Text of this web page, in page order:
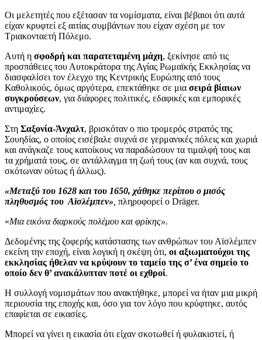
Οι μελετητές που εξέτασαν τα νομίσματα, είναι βέβαιοι ότι αυτά
είχαν κρυφτεί εξ αιτίας συμβάντων που είχαν σχέση με τον
Τριακονταετή Πόλεμο.
Αυτή η σφοδρή και παρατεταμένη μάχη, ξεκίνησε από τις
προσπάθειες του Αυτοκράτορα της Αγίας Ρωμαϊκής Εκκλησίας να
διασφαλίσει τον έλεγχο της Κεντρικής Ευρώπης από τους
Καθολικούς, όμως αργότερα, επεκτάθηκε σε μια σειρά βίαιων
συγκρούσεων, για διάφορες πολιτικές, εδαφικές και εμπορικές
αντιμαχίες.
Στη Σαξoνία-Άνχαλτ, βρισκόταν ο πιο τρομερός στρατός της
Σουηδίας, ο οποίος εισέβαλε συχνά σε γερμανικές πόλεις και χωριά
και ανάγκαζε τους κατοίκους να παραδώσουν τα τιμαλφή τους και
τα χρήματά τους, σε αντάλλαγμα τη ζωή τους (αν και συχνά, τους
σκότωναν ούτως ή άλλως).
«Μεταξύ του 1628 και του 1650, χάθηκε περίπου ο μισός
πληθυσμός του Αϊσλέμπεν» πληροφορεί ο Dräger.
«Μια εικόνα διαρκούς πολέμου και φρίκης».
Δεδομένης της ζοφερής κατάστασης των ανθρώπων του Αϊσλέμπεν
εκείνη την εποχή, είναι λογική η σκέψη ότι, οι αξιωματούχοι της
εκκλησίας ήθελαν να κρύψουν το ταμείο της σ’ ένα σημείο το
οποίο δεν θ’ ανακάλυπταν ποτέ οι εχθροί.
Η συλλογή νομισμάτων που ανακτήθηκε, μπορεί να ήταν μια μικρή
περιουσία της εποχής και, όσο για τον λόγο που κρύφτηκε, αυτός
επαφίεται σε εικασίες.
Μπορεί να γίνει η εικασία ότι είχαν σκοτωθεί ή φυλακιστεί, ή